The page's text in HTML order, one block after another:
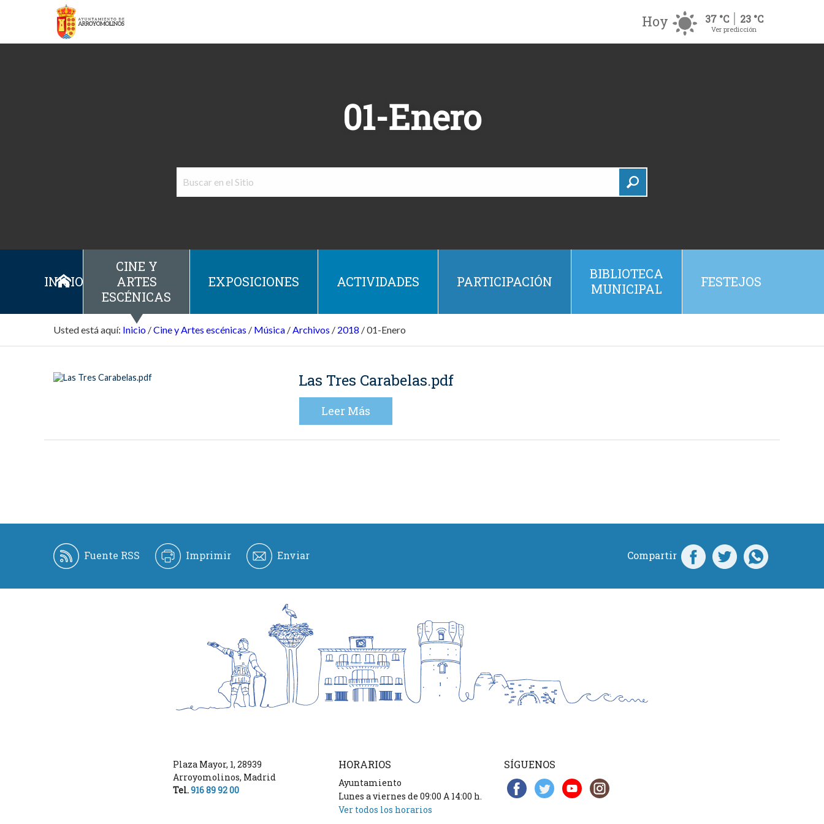
Hoy 37 °C 23 °C
Ver predicción
01-Enero
INICIO
CINE Y
ARTES
ESCÉNICAS
EXPOSICIONES ACTIVIDADES PARTICIPACIÓN
BIBLIOTECA
MUNICIPAL
FESTEJOS
Usted está aquí: Inicio /Cine y Artes escénicas / Música /Archivos / 2018 /01-Enero
Las Tres Carabelas.pdf
Leer Más
Fuente RSS Imprimir Enviar Compartir
Plaza Mayor, 1, 28939
Arroyomolinos, Madrid
Tel.916 89 92 00
HORARIOS
Ayuntamiento
Lunes a viernes de 09:00 A 14:00 h.
Ver todos los horarios
SÍGUENOS